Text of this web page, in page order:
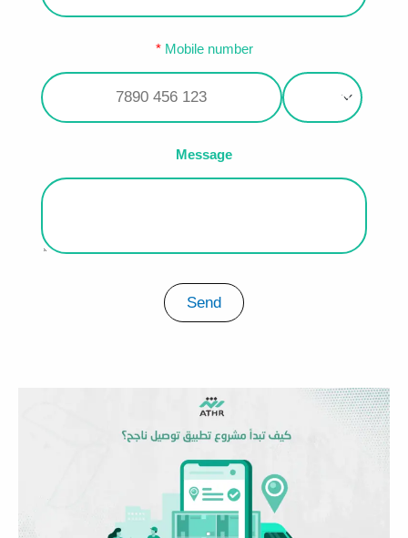
Mobile number
Message
Send